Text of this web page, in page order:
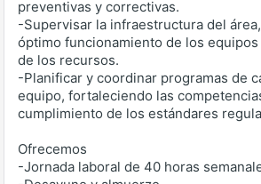
preventivas y correctivas.
-Supervisar la infraestructura del
óptimo funcionamiento de los
de los recursos.
-Planificar y coordinar programas de
equipo, fortaleciendo las
cumplimiento de los estándares
Ofrecemos
-Jornada laboral de 40 horas